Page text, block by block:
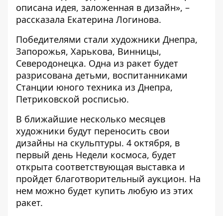
описана идея, заложенная в дизайн», –
рассказала Екатерина Логинова.
Победителями стали художники Днепра,
Запорожья, Харькова, Винницы,
Северодонецка. Одна из ракет будет
разрисована детьми, воспитанниками
Станции юного техника из Днепра,
Петриковской росписью.
В ближайшие несколько месяцев
художники будут переносить свои
дизайны на скульптуры. 4 октября, в
первый день Недели космоса, будет
открыта соответствующая выставка и
пройдет благотворительный аукцион. На
нем можно будет купить любую из этих
ракет.